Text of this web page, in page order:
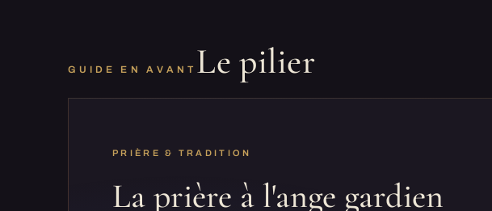
GUIDE EN AVANT Le pilier
PRIÈRE & TRADITION
La prière à l'ange gardien